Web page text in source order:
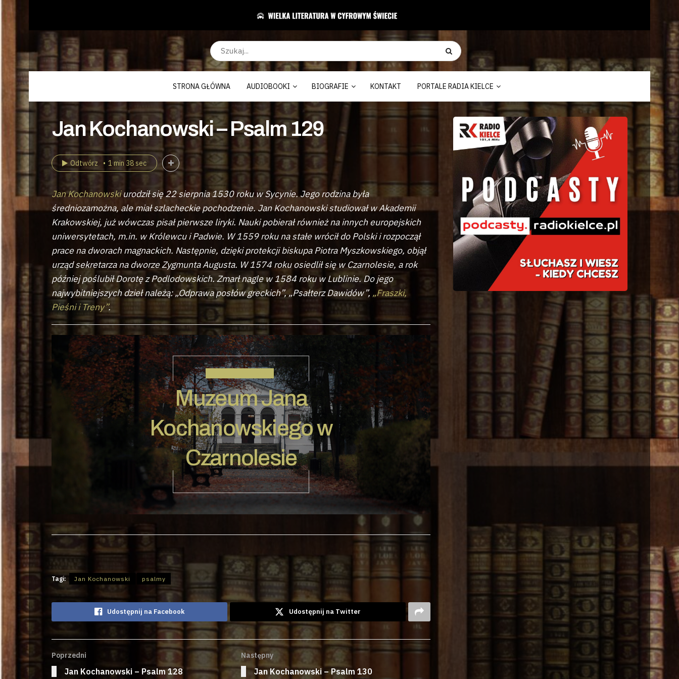
STRONA GŁÓWNA AUDIOBOOKI BIOGRAFIE KONTAKT PORTALE RADIA KIELCE
Jan Kochanowski – Psalm 129
Odtwórz 1 min 38 sec
Jan Kochanowskiurodził się 22 sierpnia 1530 roku w Sycynie. Jego rodzina była
średniozamożna, ale miał szlacheckie pochodzenie. Jan Kochanowski studiował w Akademii
Krakowskiej, już wówczas pisał pierwsze liryki. Nauki pobierał również na innych europejskich
uniwersytetach, m.in. w Królewcu i Padwie. W 1559 roku na stałe wrócił do Polski i rozpoczął
prace na dworach magnackich. Następnie, dzięki protekcji biskupa Piotra Myszkowskiego, objął
urząd sekretarza na dworze Zygmunta Augusta. W 1574 roku osiedlił się w Czarnolesie, a rok
później poślubił Dorotę z Podlodowskich. Zmarł nagle w 1584 roku w Lublinie. Do jego
najwybitniejszych dzieł należą: „Odprawa posłów greckich”, „Psałterz Dawidów”, „Fraszki,
Pieśni i Treny”.
Muzeum Jana
Kochanowskiego w
Czarnolesie
Tagi: Jan Kochanowski psalmy
Udostępnij na Facebook Udostępnij na Twitter
Poprzedni
Jan Kochanowski – Psalm 128
Następny
Jan Kochanowski – Psalm 130